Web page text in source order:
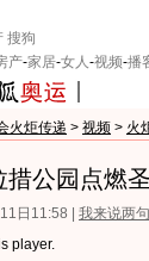
搜狗
产-家居-女人-视频-播
火炬传递 > 视频 > 火
措公园点燃
日11:58 | 我来说两句
player.